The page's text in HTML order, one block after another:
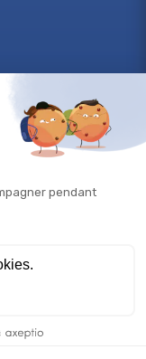
- Tous droits